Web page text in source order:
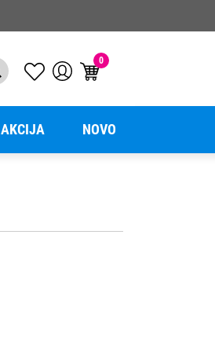
0
AKCIJA NOVO